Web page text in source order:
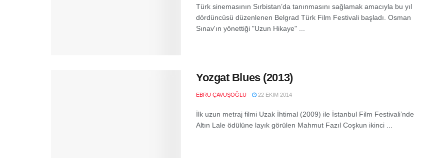
Türk sinemasının Sırbistan’da tanınmasını sağlamak amacıyla bu yıl
dördüncüsü düzenlenen Belgrad Türk Film Festivali başladı. Osman
Sınav'ın yönettiği "Uzun Hikaye" ...
Yozgat Blues (2013)
EBRU ÇAVUŞOĞLU 22 EKIM 2014
İlk uzun metraj filmi Uzak İhtimal (2009) ile İstanbul Film Festivali’nde
Altın Lale ödülüne layık görülen Mahmut Fazıl Coşkun ikinci ...